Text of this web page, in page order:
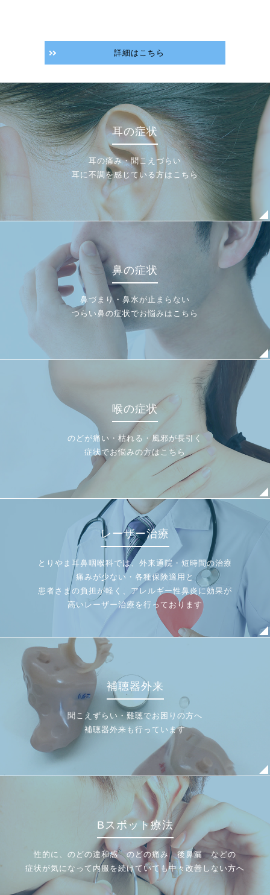
詳細はこちら
耳の症状
耳の痛み・聞こえづらい
耳に不調を感じている方はこちら
鼻の症状
鼻づまり・鼻水が止まらない
つらい鼻の症状でお悩みはこちら
喉の症状
のどが痛い・枯れる・風邪が長引く
症状でお悩みの方はこちら
レーザー治療
とりやま耳鼻咽喉科では、外来通院・短時間の治療
痛みが少ない・各種保険適用と
患者さまの負担が軽く、アレルギー性鼻炎に効果が
高いレーザー治療を行っております
補聴器外来
聞こえずらい・難聴でお困りの方へ
補聴器外来も行っています
Bスポット療法
性的に、のどの違和感 のどの痛み 後鼻漏 などの
症状が気になって内服を続けていても中々改善しない方へ